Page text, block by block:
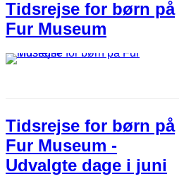
Tidsrejse for børn på
Fur Museum
Tidsrejse for børn på
Fur Museum -
Udvalgte dage i juni